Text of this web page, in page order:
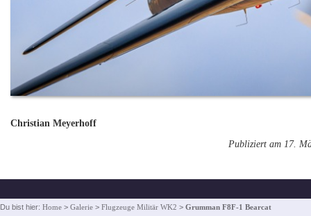
Christian Meyerhoff
Publiziert am 17.
Du bist hier: Home > Galerie > Flugzeuge Militär WK2 > Grumman F8F-1 Bearcat